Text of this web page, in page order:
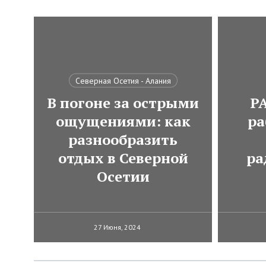
Северная Осетия - Алания
В погоне за острыми
ощущениями: как
разнообразить
отдых в Северной
Осетии
27 Июня, 2024